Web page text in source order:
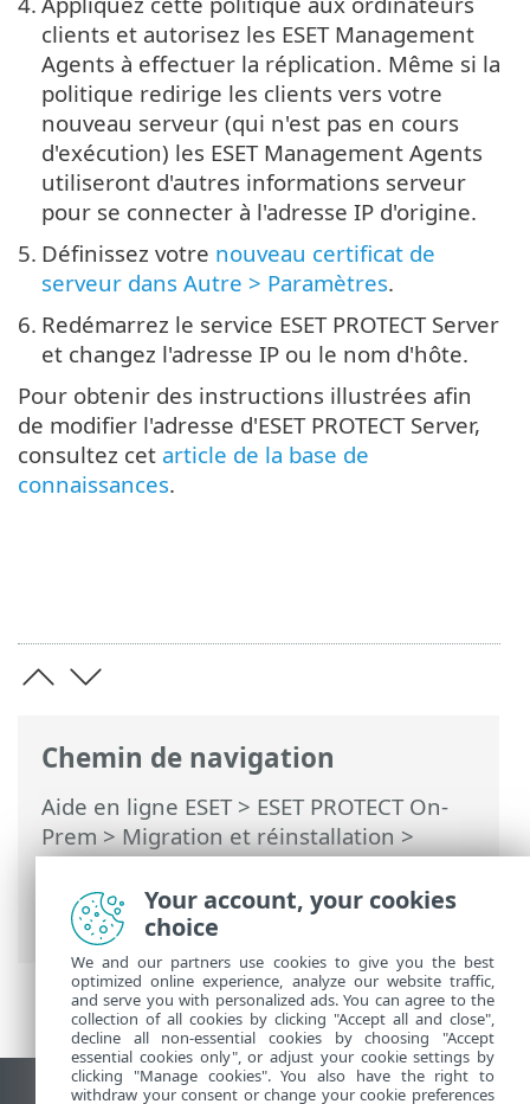
Chemin de navigation
Aide en ligne ESET> ESET PROTECT On-
Prem>Migration et réinstallation>
Changement de l'adresse IP ou du nom
d'hôte d'ESET PROTECT Server après la
migration
clients et autorisez les ESET Management
Agents à effectuer la réplication. Même si la
politique redirige les clients vers votre
nouveau serveur (qui n'est pas en cours
d'exécution) les ESET Management Agents
utiliseront d'autres informations serveur
pour se connecter à l'adresse IP d'origine.
5. Définissez votre nouveau certificat de
serveur dans Autre > Paramètres.
6. Redémarrez le service ESET PROTECT Server
et changez l'adresse IP ou le nom d'hôte.
Pour obtenir des instructions illustrées afin
de modifier l'adresse d'ESET PROTECT Server,
consultez cet article de la base de
connaissances.
Your account, your cookies
choice
We and our partners use cookies to give you the best
optimized online experience, analyze our website traffic,
and serve you with personalized ads. You can agree to the
collection of all cookies by clicking "Accept all and close",
decline all non-essential cookies by choosing "Accept
essential cookies only", or adjust your cookie settings by
clicking "Manage cookies". You also have the right to
withdraw your consent or change your cookie preferences